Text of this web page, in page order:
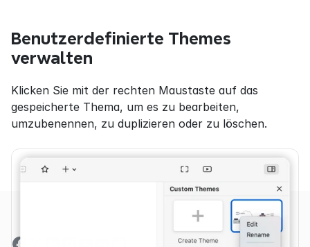
Benutzerdefinierte Themes
verwalten
Klicken Sie mit der rechten Maustaste auf das
gespeicherte Thema, um es zu bearbeiten,
umzubenennen, zu duplizieren oder zu löschen.